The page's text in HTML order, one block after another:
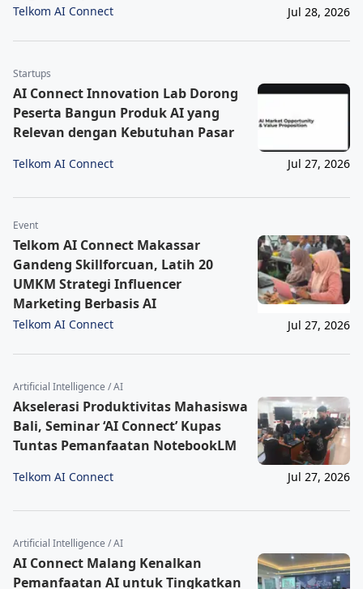
Telkom AI Connect Jul 28, 2026
Startups
AI Connect Innovation Lab Dorong
Peserta Bangun Produk AI yang
Relevan dengan Kebutuhan Pasar
Telkom AI Connect Jul 27, 2026
Event
Telkom AI Connect Makassar
Gandeng Skillforcuan, Latih 20
UMKM Strategi Influencer
Marketing Berbasis AI
Telkom AI Connect Jul 27, 2026
Artificial Intelligence / AI
Akselerasi Produktivitas Mahasiswa
Bali, Seminar ‘AI Connect’ Kupas
Tuntas Pemanfaatan NotebookLM
Telkom AI Connect Jul 27, 2026
Artificial Intelligence / AI
AI Connect Malang Kenalkan
Pemanfaatan AI untuk Tingkatkan